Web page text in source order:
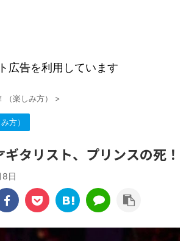
広告を利用しています
楽しみ方） >
方）
ギタリスト、プリンスの死！
日